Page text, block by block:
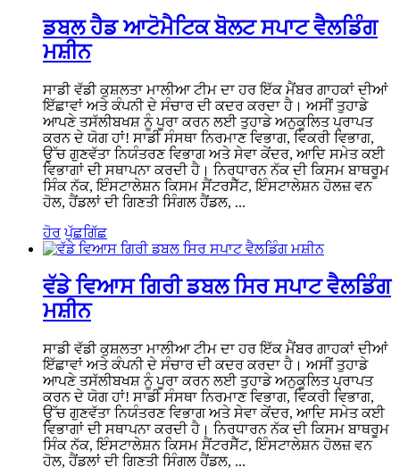
ਡਬਲ ਹੈਡ ਆਟੋਮੈਟਿਕ ਬੋਲਟ ਸਪਾਟ ਵੈਲਡਿੰਗ
ਮਸ਼ੀਨ
ਸਾਡੀ ਵੱਡੀ ਕੁਸ਼ਲਤਾ ਮਾਲੀਆ ਟੀਮ ਦਾ ਹਰ ਇੱਕ ਮੈਂਬਰ ਗਾਹਕਾਂ ਦੀਆਂ
ਇੱਛਾਵਾਂ ਅਤੇ ਕੰਪਨੀ ਦੇ ਸੰਚਾਰ ਦੀ ਕਦਰ ਕਰਦਾ ਹੈ। ਅਸੀਂ ਤੁਹਾਡੇ
ਆਪਣੇ ਤਸੱਲੀਬਖਸ਼ ਨੂੰ ਪੂਰਾ ਕਰਨ ਲਈ ਤੁਹਾਡੇ ਅਨੁਕੂਲਿਤ ਪ੍ਰਾਪਤ
ਕਰਨ ਦੇ ਯੋਗ ਹਾਂ! ਸਾਡੀ ਸੰਸਥਾ ਨਿਰਮਾਣ ਵਿਭਾਗ, ਵਿਕਰੀ ਵਿਭਾਗ,
ਉੱਚ ਗੁਣਵੱਤਾ ਨਿਯੰਤਰਣ ਵਿਭਾਗ ਅਤੇ ਸੇਵਾ ਕੇਂਦਰ, ਆਦਿ ਸਮੇਤ ਕਈ
ਵਿਭਾਗਾਂ ਦੀ ਸਥਾਪਨਾ ਕਰਦੀ ਹੈ। ਨਿਰਧਾਰਨ ਨੱਕ ਦੀ ਕਿਸਮ ਬਾਥਰੂਮ
ਸਿੰਕ ਨੱਕ, ਇੰਸਟਾਲੇਸ਼ਨ ਕਿਸਮ ਸੈਂਟਰਸੈੱਟ, ਇੰਸਟਾਲੇਸ਼ਨ ਹੋਲਜ਼ ਵਨ
ਹੋਲ, ਹੈਂਡਲਾਂ ਦੀ ਗਿਣਤੀ ਸਿੰਗਲ ਹੈਂਡਲ, ...
ਹੋਰ ਪੁੱਛਗਿੱਛ
ਵੱਡੇ ਵਿਆਸ ਗਿਰੀ ਡਬਲ ਸਿਰ ਸਪਾਟ ਵੈਲਡਿੰਗ
ਮਸ਼ੀਨ
ਸਾਡੀ ਵੱਡੀ ਕੁਸ਼ਲਤਾ ਮਾਲੀਆ ਟੀਮ ਦਾ ਹਰ ਇੱਕ ਮੈਂਬਰ ਗਾਹਕਾਂ ਦੀਆਂ
ਇੱਛਾਵਾਂ ਅਤੇ ਕੰਪਨੀ ਦੇ ਸੰਚਾਰ ਦੀ ਕਦਰ ਕਰਦਾ ਹੈ। ਅਸੀਂ ਤੁਹਾਡੇ
ਆਪਣੇ ਤਸੱਲੀਬਖਸ਼ ਨੂੰ ਪੂਰਾ ਕਰਨ ਲਈ ਤੁਹਾਡੇ ਅਨੁਕੂਲਿਤ ਪ੍ਰਾਪਤ
ਕਰਨ ਦੇ ਯੋਗ ਹਾਂ! ਸਾਡੀ ਸੰਸਥਾ ਨਿਰਮਾਣ ਵਿਭਾਗ, ਵਿਕਰੀ ਵਿਭਾਗ,
ਉੱਚ ਗੁਣਵੱਤਾ ਨਿਯੰਤਰਣ ਵਿਭਾਗ ਅਤੇ ਸੇਵਾ ਕੇਂਦਰ, ਆਦਿ ਸਮੇਤ ਕਈ
ਵਿਭਾਗਾਂ ਦੀ ਸਥਾਪਨਾ ਕਰਦੀ ਹੈ। ਨਿਰਧਾਰਨ ਨੱਕ ਦੀ ਕਿਸਮ ਬਾਥਰੂਮ
ਸਿੰਕ ਨੱਕ, ਇੰਸਟਾਲੇਸ਼ਨ ਕਿਸਮ ਸੈਂਟਰਸੈੱਟ, ਇੰਸਟਾਲੇਸ਼ਨ ਹੋਲਜ਼ ਵਨ
ਹੋਲ, ਹੈਂਡਲਾਂ ਦੀ ਗਿਣਤੀ ਸਿੰਗਲ ਹੈਂਡਲ, ...